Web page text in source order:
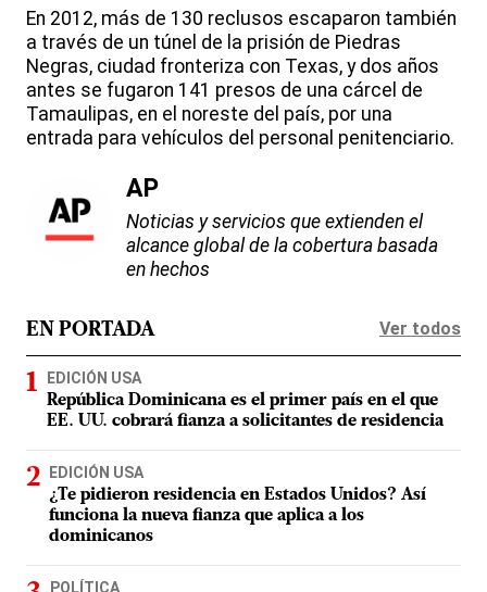
En 2012, más de 130 reclusos escaparon también
a través de un túnel de la prisión de Piedras
Negras, ciudad fronteriza con Texas, y dos años
antes se fugaron 141 presos de una cárcel de
Tamaulipas, en el noreste del país, por una
entrada para vehículos del personal penitenciario.
AP
Noticias y servicios que extienden el
alcance global de la cobertura basada
en hechos
EN PORTADA Ver todos
EDICIÓN USA
República Dominicana es el primer país en el que
EE. UU. cobrará fianza a solicitantes de residencia
EDICIÓN USA
¿Te pidieron residencia en Estados Unidos? Así
funciona la nueva fianza que aplica a los
dominicanos
POLÍTICA